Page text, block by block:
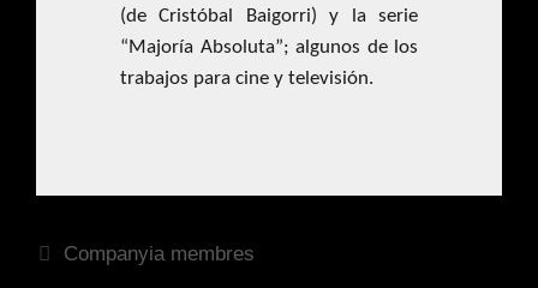
(de Cristóbal Baigorri) y la serie
“Majoría Absoluta”; algunos de los
trabajos para cine y televisión.
Companyia membres